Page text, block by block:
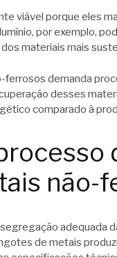
viável porque eles
por exemplo,
materiais mais
ferrosos demanda
desses
comparado à
não-
adequada
de metais